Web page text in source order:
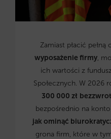
Zamiast płacić pełną
wyposażenie firmy,
ich wartości z
Społecznych. W 2026
300 000 zł
bezpośrednio na
jak ominąć
grona firm, które w